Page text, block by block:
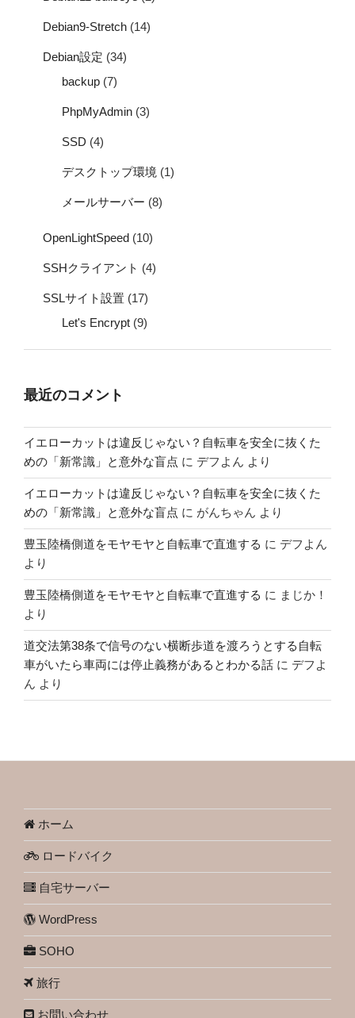
Debian9-Stretch (14)
Debian設定 (34)
backup (7)
PhpMyAdmin (3)
SSD (4)
デスクトップ環境 (1)
メールサーバー (8)
OpenLightSpeed (10)
SSHクライアント (4)
SSLサイト設置 (17)
Let's Encrypt (9)
最近のコメント
イエローカットは違反じゃない？自転車を安全に抜くた
めの「新常識」と意外な盲点 に デフよん より
イエローカットは違反じゃない？自転車を安全に抜くた
めの「新常識」と意外な盲点 に がんちゃん より
豊玉陸橋側道をモヤモヤと自転車で直進する に デフよん
より
豊玉陸橋側道をモヤモヤと自転車で直進する に まじか！
より
道交法第38条で信号のない横断歩道を渡ろうとする自転
車がいたら車両には停止義務があるとわかる話 に デフよ
ん より
ホーム
ロードバイク
自宅サーバー
WordPress
SOHO
旅行
お問い合わせ